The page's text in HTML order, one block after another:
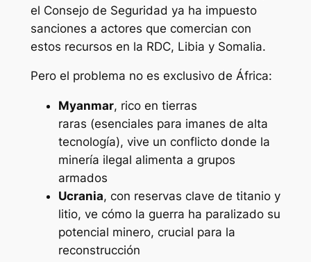
el Consejo de Seguridad ya ha impuesto
sanciones a actores que comercian con
estos recursos en la RDC, Libia y Somalia.
Pero el problema no es exclusivo de África:
Myanmar, rico en tierras
raras (esenciales para imanes de alta
tecnología), vive un conflicto donde la
minería ilegal alimenta a grupos
armados
Ucrania, con reservas clave de titanio y
litio, ve cómo la guerra ha paralizado su
potencial minero, crucial para la
reconstrucción